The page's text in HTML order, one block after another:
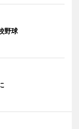
野球